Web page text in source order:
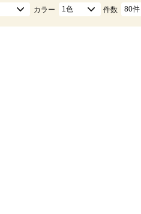
カラー 1色 件数 80件